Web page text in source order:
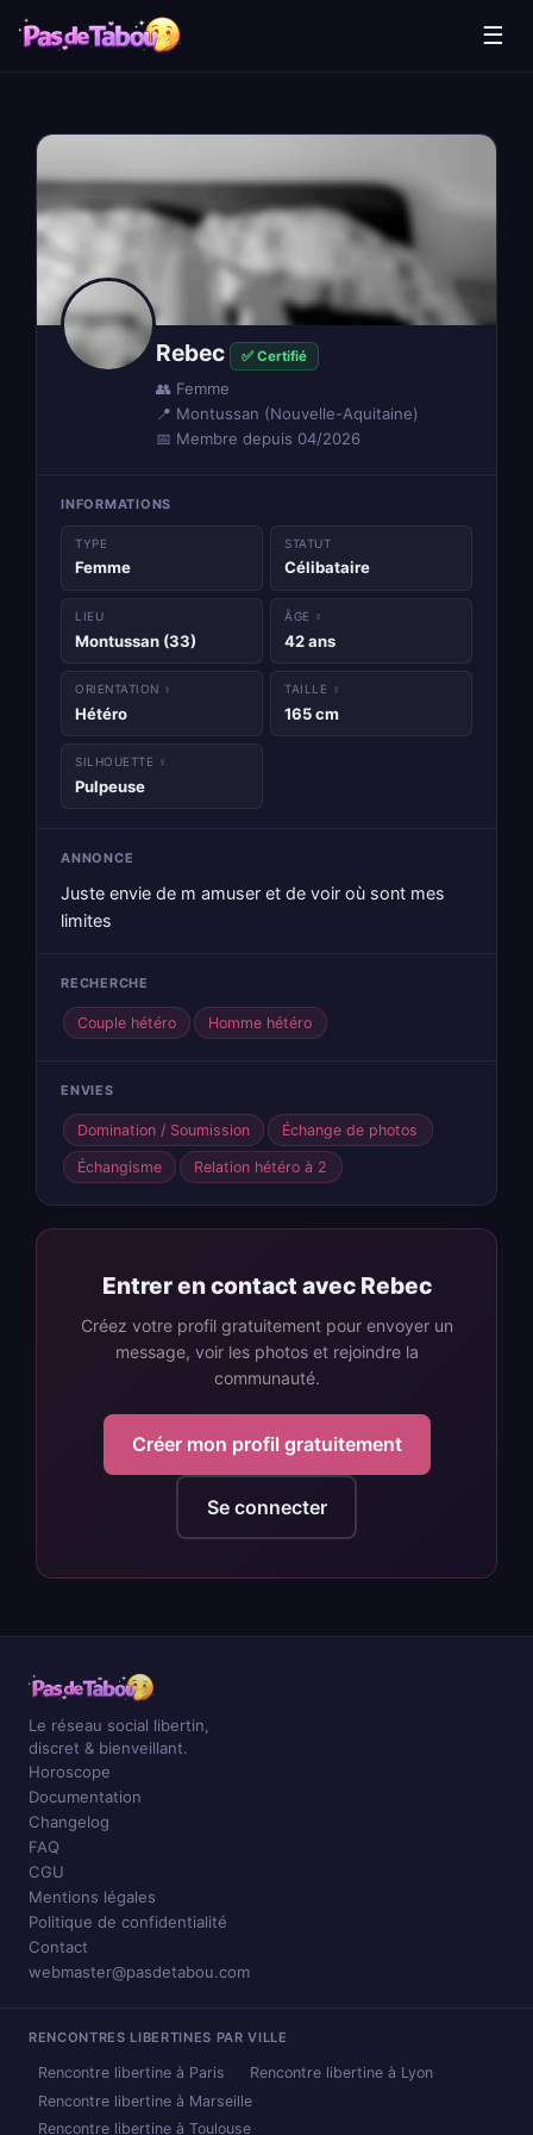
☰
Rebec ✅ Certifié
👥 Femme
📍 Montussan (Nouvelle-Aquitaine)
📅 Membre depuis 04/2026
INFORMATIONS
TYPE
Femme
STATUT
Célibataire
LIEU
Montussan (33)
ÂGE ♀
42 ans
ORIENTATION ♀
Hétéro
TAILLE ♀
165 cm
SILHOUETTE ♀
Pulpeuse
ANNONCE
Juste envie de m amuser et de voir où sont mes
limites
RECHERCHE
Couple hétéro Homme hétéro
ENVIES
Domination / Soumission Échange de photos
Échangisme Relation hétéro à 2
Entrer en contact avec Rebec
Créez votre profil gratuitement pour envoyer un
message, voir les photos et rejoindre la
communauté.
Créer mon profil gratuitement
Se connecter
Le réseau social libertin,
discret & bienveillant.
Horoscope
Documentation
Changelog
FAQ
CGU
Mentions légales
Politique de confidentialité
Contact
webmaster@pasdetabou.com
RENCONTRES LIBERTINES PAR VILLE
Rencontre libertine à Paris
Rencontre libertine à Lyon
Rencontre libertine à Marseille
Rencontre libertine à Toulouse